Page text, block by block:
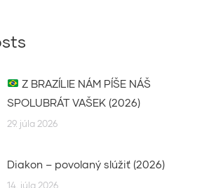
Z BRAZÍLIE NÁM PÍŠE NÁŠ
SPOLUBRÁT VAŠEK (2026)
29. júla 2026
Diakon – povolaný slúžiť (2026)
14. júla 2026